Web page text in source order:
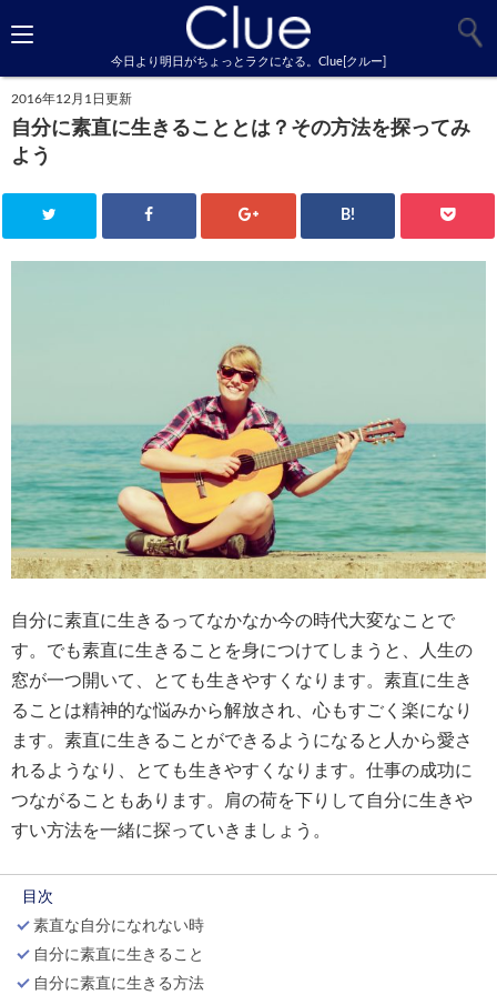
今日より明日がちょっとラクになる。Clue[クルー]
2016年12月1日更新
自分に素直に生きることとは？その方法を探ってみ
よう
B!
自分に素直に生きるってなかなか今の時代大変なことで
す。でも素直に生きることを身につけてしまうと、人生の
窓が一つ開いて、とても生きやすくなります。素直に生き
ることは精神的な悩みから解放され、心もすごく楽になり
ます。素直に生きることができるようになると人から愛さ
れるようなり、とても生きやすくなります。仕事の成功に
つながることもあります。肩の荷を下りして自分に生きや
すい方法を一緒に探っていきましょう。
目次
素直な自分になれない時
自分に素直に生きること
自分に素直に生きる方法